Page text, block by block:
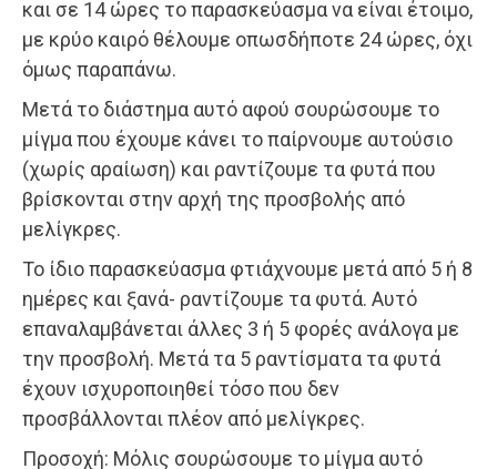
και σε 14 ώρες το παρασκεύασμα να είναι έτοιμο,
με κρύο καιρό θέλουμε οπωσδήποτε 24 ώρες, όχι
όμως παραπάνω.
Μετά το διάστημα αυτό αφού σουρώσουμε το
μίγμα που έχουμε κάνει το παίρνουμε αυτούσιο
(χωρίς αραίωση) και ραντίζουμε τα φυτά που
βρίσκονται στην αρχή της προσβολής από
μελίγκρες.
Το ίδιο παρασκεύασμα φτιάχνουμε μετά από 5 ή 8
ημέρες και ξανά- ραντίζουμε τα φυτά. Αυτό
επαναλαμβάνεται άλλες 3 ή 5 φορές ανάλογα με
την προσβολή. Μετά τα 5 ραντίσματα τα φυτά
έχουν ισχυροποιηθεί τόσο που δεν
προσβάλλονται πλέον από μελίγκρες.
Προσοχή: Μόλις σουρώσουμε το μίγμα αυτό